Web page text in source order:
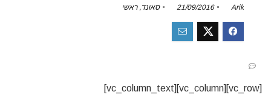
Arik
21/09/2016 סאונד,ראשי
[vc_row][vc_column][vc_column_text]